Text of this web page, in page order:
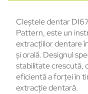
Cleștele dentar
Pattern, este un
extracțiilor dentare
și orală. Designul
stabilitate crescută,
eficientă a forței în
extracție dentară.